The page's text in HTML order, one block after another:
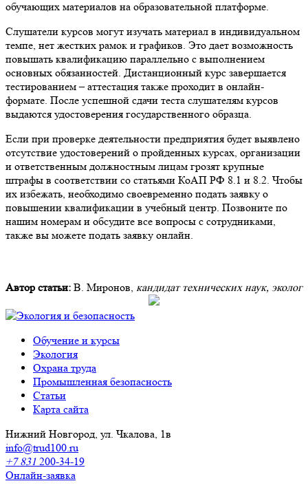
обучающих материалов на образовательной платформе.
Слушатели курсов могут изучать материал в индивидуальном
темпе, нет жестких рамок и графиков. Это дает возможность
повышать квалификацию параллельно с выполнением
основных обязанностей. Дистанционный курс завершается
тестированием – аттестация также проходит в онлайн-
формате. После успешной сдачи теста слушателям курсов
выдаются удостоверения государственного образца.
Если при проверке деятельности предприятия будет выявлено
отсутствие удостоверений о пройденных курсах, организации
и ответственным должностным лицам грозят крупные
штрафы в соответствии со статьями КоАП РФ 8.1 и 8.2. Чтобы
их избежать, необходимо своевременно подать заявку о
повышении квалификации в учебный центр. Позвоните по
нашим номерам и обсудите все вопросы с сотрудниками,
также вы можете подать заявку онлайн.
Автор статьи: В. Миронов, кандидат технических наук, эколог
Обучение и курсы
Экология
Охрана труда
Промышленная безопасность
Cтатьи
Карта сайта
Нижний Новгород, ул. Чкалова, 1в
info@trud100.ru
+7 831 200-34-19
Онлайн-заявка